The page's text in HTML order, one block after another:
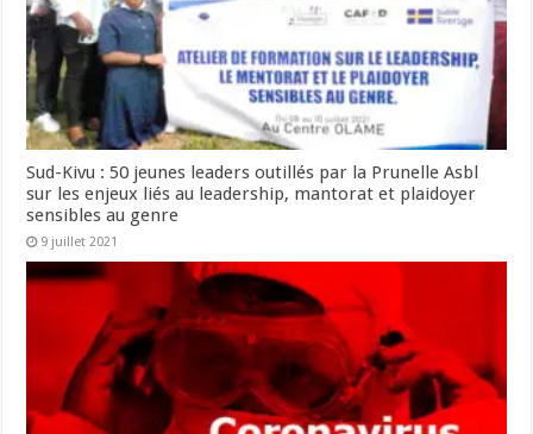
Sud-Kivu : 50 jeunes leaders outillés par la Prunelle Asbl
sur les enjeux liés au leadership, mantorat et plaidoyer
sensibles au genre
9 juillet 2021